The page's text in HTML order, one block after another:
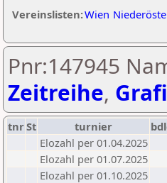
Vereinslisten:Wien
Pnr:147945
Zeitreihe,
tnrSt turnier
Elozahl per 01.04.2025
Elozahl per 01.07.2025
Elozahl per 01.10.2025